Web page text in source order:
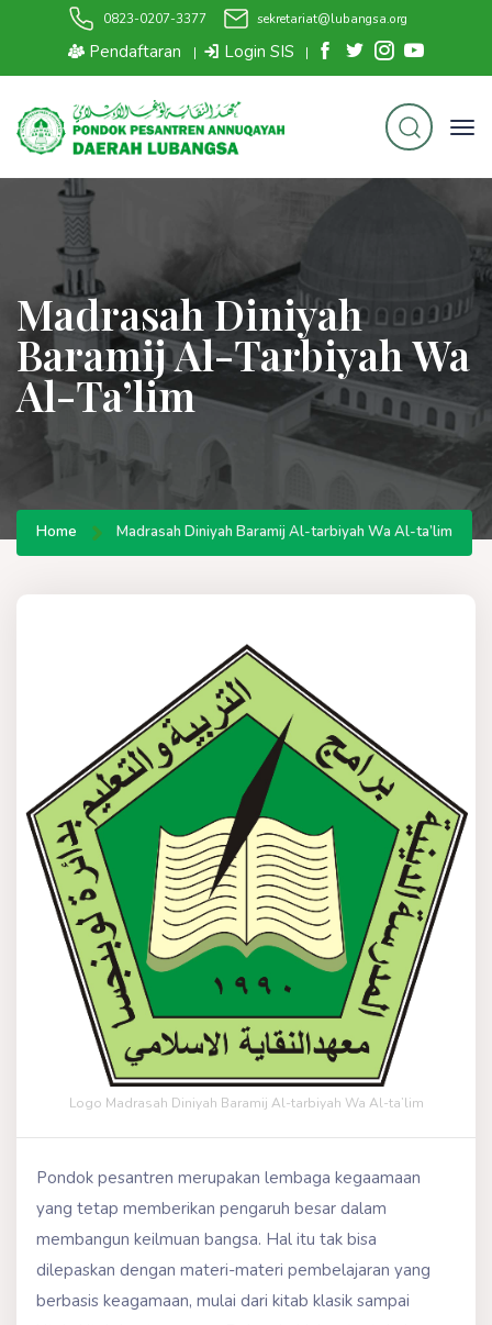
0823-0207-3377 sekretariat@lubangsa.org
Pendaftaran | Login SIS |
Madrasah Diniyah
Baramij Al-Tarbiyah Wa
Al-Ta’lim
Home Madrasah Diniyah Baramij Al-tarbiyah Wa Al-ta’lim
Logo Madrasah Diniyah Baramij Al-tarbiyah Wa Al-ta’lim
Pondok pesantren merupakan lembaga kegaamaan
yang tetap memberikan pengaruh besar dalam
membangun keilmuan bangsa. Hal itu tak bisa
dilepaskan dengan materi-materi pembelajaran yang
berbasis keagamaan, mulai dari kitab klasik sampai